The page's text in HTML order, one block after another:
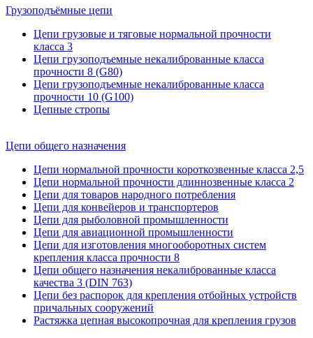
Грузоподъёмные цепи
Цепи грузовые и тяговые нормальной прочности
класса 3
Цепи грузоподъемные некалиброванные класса
прочности 8 (G80)
Цепи грузоподъемные некалиброванные класса
прочности 10 (G100)
Цепные стропы
Цепи общего назначения
Цепи нормальной прочности короткозвенные класса 2,5
Цепи нормальной прочности длиннозвенные класса 2
Цепи для товаров народного потребления
Цепи для конвейеров и транспортеров
Цепи для рыболовной промышленности
Цепи для авиационной промышленности
Цепи для изготовления многооборотных систем
крепления класса прочности 8
Цепи общего назначения некалиброванные класса
качества 3 (DIN 763)
Цепи без распорок для крепления отбойных устройств
причальных сооружений
Растяжка цепная высокопрочная для крепления грузов